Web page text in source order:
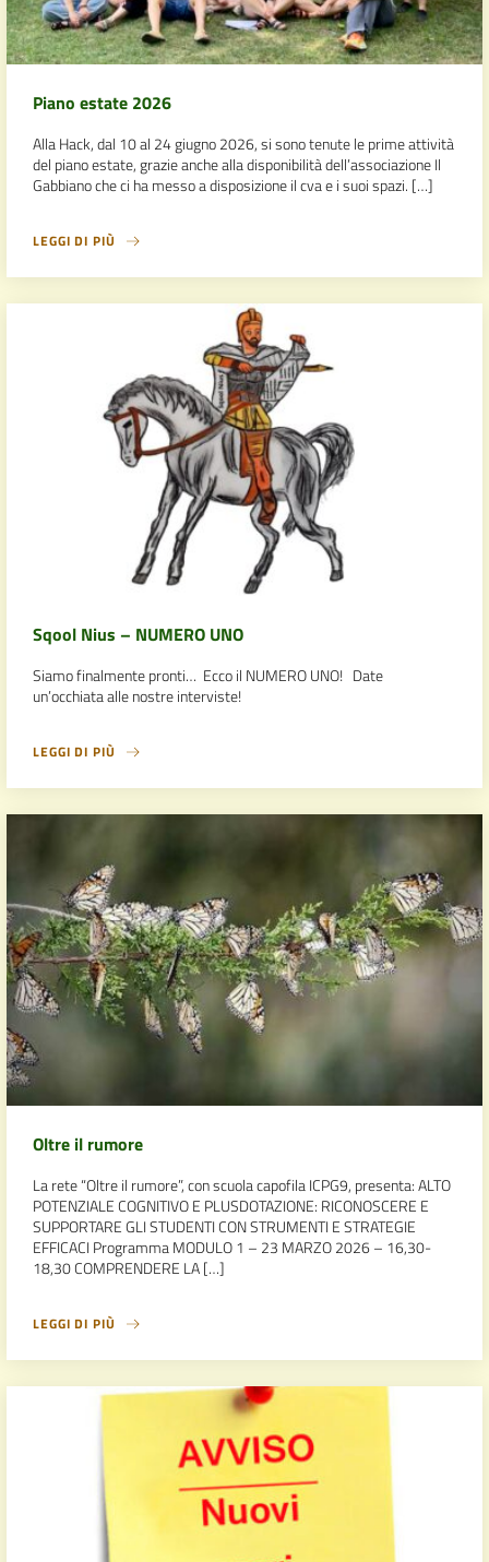
Piano estate 2026
Alla Hack, dal 10 al 24 giugno 2026, si sono tenute le prime attività
del piano estate, grazie anche alla disponibilità dell’associazione Il
Gabbiano che ci ha messo a disposizione il cva e i suoi spazi. […]
LEGGI DI PIÙ
Sqool Nius – NUMERO UNO
Siamo finalmente pronti… Ecco il NUMERO UNO! Date
un’occhiata alle nostre interviste!
LEGGI DI PIÙ
Oltre il rumore
La rete “Oltre il rumore”, con scuola capofila ICPG9, presenta: ALTO
POTENZIALE COGNITIVO E PLUSDOTAZIONE: RICONOSCERE E
SUPPORTARE GLI STUDENTI CON STRUMENTI E STRATEGIE
EFFICACI Programma MODULO 1 – 23 MARZO 2026 – 16,30-
18,30 COMPRENDERE LA […]
LEGGI DI PIÙ